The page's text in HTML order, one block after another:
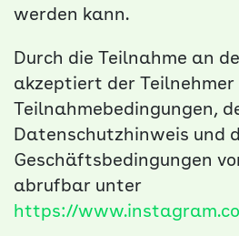
werden kann.
Durch die Teilnahme an
akzeptiert der Teilnehmer
Teilnahmebedingungen,
Datenschutzhinweis und
Geschäftsbedingungen
abrufbar unter
https://